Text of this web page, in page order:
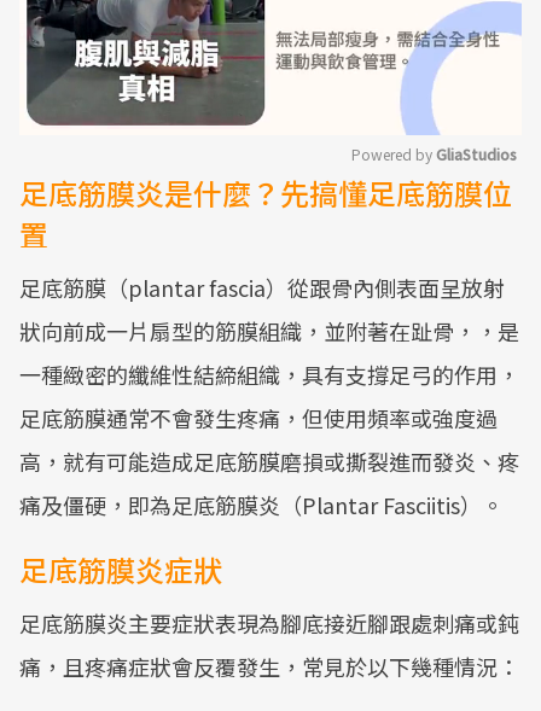
Mute
Powered by GliaStudios
足底筋膜炎是什麼？先搞懂足底筋膜位
置
足底筋膜（plantar fascia）從跟骨內側表面呈放射
狀向前成一片扇型的筋膜組織，並附著在趾骨，，是
一種緻密的纖維性結締組織，具有支撐足弓的作用，
足底筋膜通常不會發生疼痛，但使用頻率或強度過
高，就有可能造成足底筋膜磨損或撕裂進而發炎、疼
痛及僵硬，即為足底筋膜炎（Plantar Fasciitis）。
足底筋膜炎症狀
足底筋膜炎主要症狀表現為腳底接近腳跟處刺痛或鈍
痛，且疼痛症狀會反覆發生，常見於以下幾種情況：